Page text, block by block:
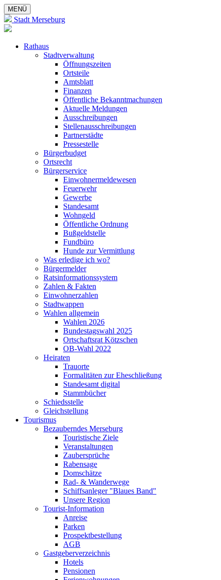
MENÜ
Stadt Merseburg
Rathaus
Stadtverwaltung
Öffnungszeiten
Ortsteile
Amtsblatt
Finanzen
Öffentliche Bekanntmachungen
Aktuelle Meldungen
Ausschreibungen
Stellenausschreibungen
Partnerstädte
Pressestelle
Bürgerbudget
Ortsrecht
Bürgerservice
Einwohnermeldewesen
Feuerwehr
Gewerbe
Standesamt
Wohngeld
Öffentliche Ordnung
Bußgeldstelle
Fundbüro
Hunde zur Vermittlung
Was erledige ich wo?
Bürgermelder
Ratsinformationssystem
Zahlen & Fakten
Einwohnerzahlen
Stadtwappen
Wahlen allgemein
Wahlen 2026
Bundestagswahl 2025
Ortschaftsrat Kötzschen
OB-Wahl 2022
Heiraten
Trauorte
Formalitäten zur Eheschließung
Standesamt digital
Stammbücher
Schiedsstelle
Gleichstellung
Tourismus
Bezauberndes Merseburg
Touristische Ziele
Veranstaltungen
Zaubersprüche
Rabensage
Domschätze
Rad- & Wanderwege
Schiffsanleger "Blaues Band"
Unsere Region
Tourist-Information
Anreise
Parken
Prospektbestellung
AGB
Gastgeberverzeichnis
Hotels
Pensionen